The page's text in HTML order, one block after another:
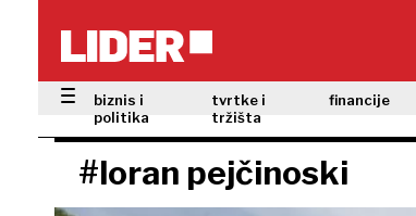
biznis i
politika
tvrtke i
tržišta
financije
#loran pejčinoski